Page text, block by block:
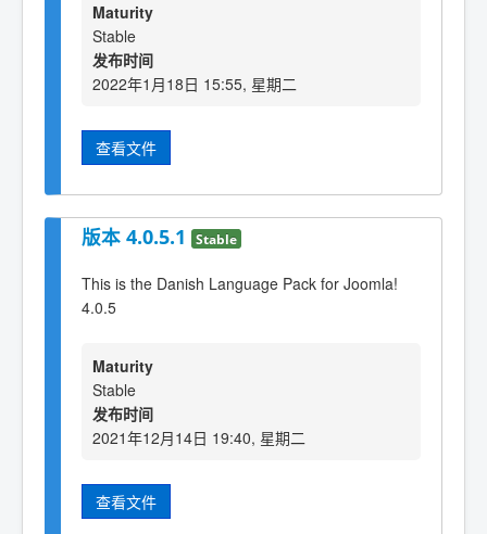
Maturity
Stable
发布时间
2022年1月18日 15:55, 星期二
查看文件
版本 4.0.5.1 Stable
This is the Danish Language Pack for Joomla!
4.0.5
Maturity
Stable
发布时间
2021年12月14日 19:40, 星期二
查看文件